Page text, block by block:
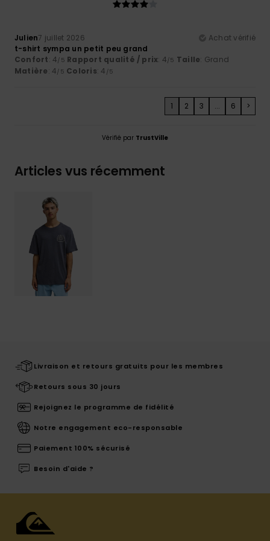
Julien7 juillet 2026
Achat vérifié
t-shirt sympa un petit peu grand
Confort: 4/5 Rapport qualité / prix: 4/5 Taille: Grand
Matière: 4/5 Coloris: 4 /5
1 2 3 ... 6 >
Vérifié par TrustVille
Articles vus récemment
Livraison et retours gratuits pour les membres
Retours sous 30 jours
Rejoignez le programme de fidélité
Notre engagement eco-responsable
Paiement 100% sécurisé
Besoin d'aide ?